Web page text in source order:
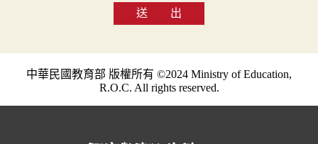
送 出
中華民國教育部 版權所有 ©2024 Ministry of Education,
R.O.C. All rights reserved.